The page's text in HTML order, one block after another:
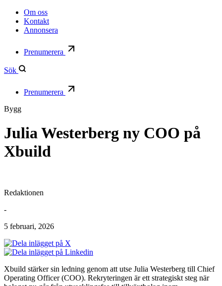
Om oss
Kontakt
Annonsera
Prenumerera
Sök
Prenumerera
Bygg
Julia Westerberg ny COO på
Xbuild
Redaktionen
-
5 februari, 2026
Xbuild stärker sin ledning genom att utse Julia Westerberg till Chief
Operating Officer (COO). Rekryteringen är ett strategiskt steg när